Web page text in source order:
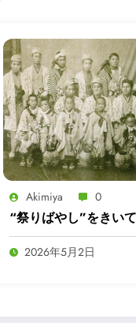
Akimiya 0
“祭りばやし”をきいて
2026年5月2日